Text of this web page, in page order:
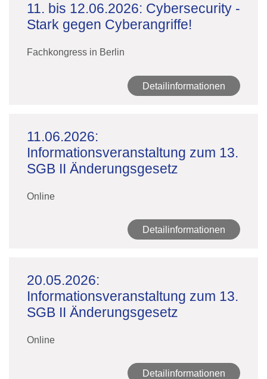
11. bis 12.06.2026: Cybersecurity -
Stark gegen Cyberangriffe!
Fachkongress in Berlin
Detailinformationen
11.06.2026:
Informationsveranstaltung zum 13.
SGB II Änderungsgesetz
Online
Detailinformationen
20.05.2026:
Informationsveranstaltung zum 13.
SGB II Änderungsgesetz
Online
Detailinformationen